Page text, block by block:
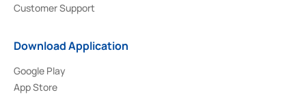
Customer Support
Download Application
Google Play
App Store